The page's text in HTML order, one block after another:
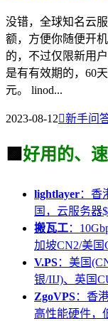
没错，全球知名云
额，方便你随便开
的，不过仅限新用
是有有效期的，60
元。 linod...
2023-08-12新手问
🟩 好用的、
lightlayer：香
国，云服务器
搬瓦工：
加坡CN2/美
V.PS：美国
银/IIJ)、英国
ZgoVPS：香
高性能硬件，